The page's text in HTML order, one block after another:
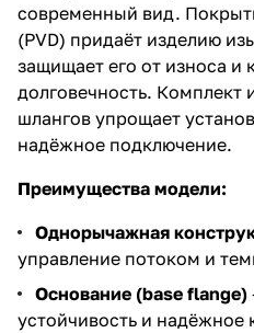
современный вид.
(PVD) придаёт изделию
защищает его от износа и
долговечность. Комплект
шлангов упрощает
надёжное подключение.
Преимущества модели:
Однорычажная
управление потоком и
Основание (base flange)
устойчивость и надёжное